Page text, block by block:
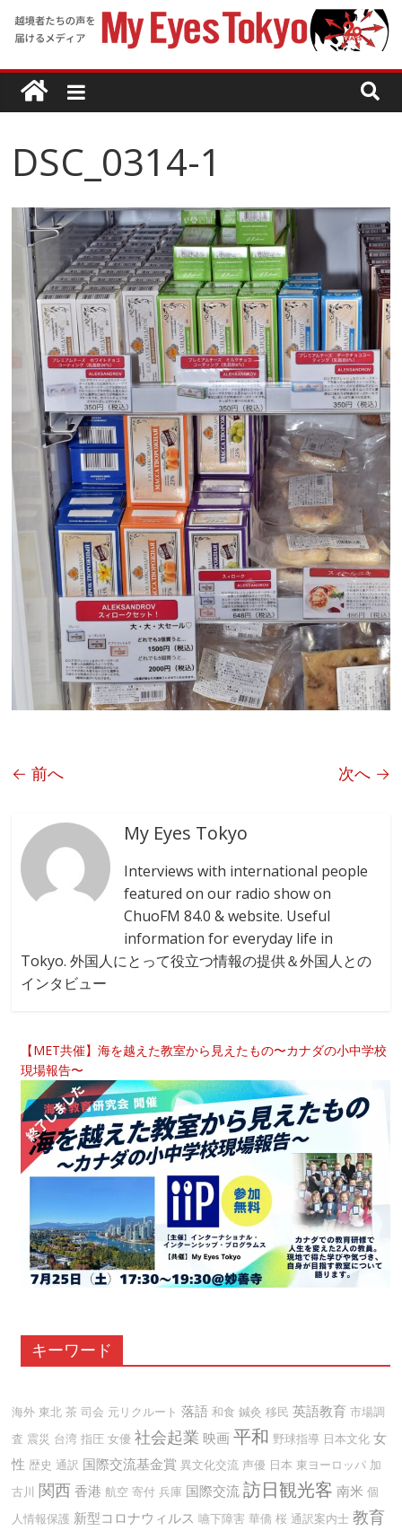
DSC_0314-1
← 前へ 次へ →
My Eyes Tokyo
Interviews with international people
featured on our radio show on
ChuoFM 84.0 & website. Useful
information for everyday life in
Tokyo. 外国人にとって役立つ情報の提供＆外国人との
インタビュー
【MET共催】海を越えた教室から見えたもの〜カナダの小中学校
現場報告〜
キーワード
海外 東北 茶 司会 元リクルート 落語 和食 鍼灸 移民 英語教育 市場調
査 震災 台湾 指圧 女優 社会起業 映画 平和 野球指導 日本文化 女
性 歴史 通訳 国際交流基金賞 異文化交流 声優 日本 東ヨーロッパ 加
古川 関西 香港 航空 寄付 兵庫 国際交流 訪日観光客 南米 個
人情報保護 新型コロナウィルス 嚥下障害 華僑 桜 通訳案内士 教育